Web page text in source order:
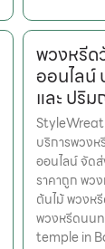
พวงหรีด
ออนไลน์
และ ปริ
บริการพวง
ออนไลน์ จัด
ราคาถูก พว
ต้นไม้ พวงห
พวงหรีดนน
temple in